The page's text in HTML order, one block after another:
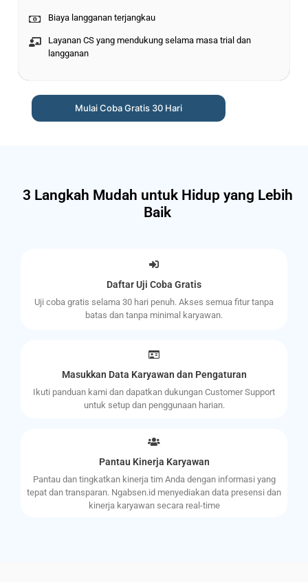
Biaya langganan terjangkau
Layanan CS yang mendukung selama masa trial dan
langganan
Mulai Coba Gratis 30 Hari
3 Langkah Mudah untuk Hidup yang Lebih
Baik
Daftar Uji Coba Gratis
Uji coba gratis selama 30 hari penuh. Akses semua fitur tanpa
batas dan tanpa minimal karyawan.
Masukkan Data Karyawan dan Pengaturan
Ikuti panduan kami dan dapatkan dukungan Customer Support
untuk setup dan penggunaan harian.
Pantau Kinerja Karyawan
Pantau dan tingkatkan kinerja tim Anda dengan informasi yang
tepat dan transparan. Ngabsen.id menyediakan data presensi dan
kinerja karyawan secara real-time